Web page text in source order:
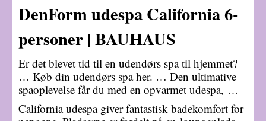
DenForm udespa California 6-
personer | BAUHAUS
Er det blevet tid til en udendørs spa til hjemmet?
… Køb din udendørs spa her. … Den ultimative
spaoplevelse får du med en opvarmet udespa, …
California udespa giver fantastisk badekomfort for